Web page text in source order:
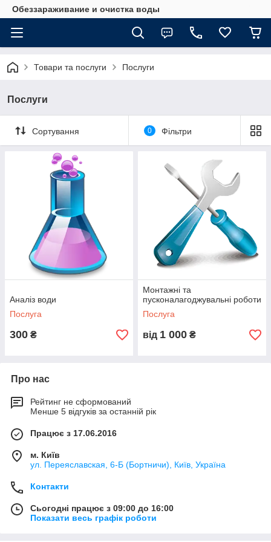
Обеззараживание и очистка воды
Товари та послуги Послуги
Послуги
Сортування 0 Фільтри
Аналіз води
Послуга
300 ₴
Монтажні та
пусконалагоджувальні роботи
Послуга
від 1 000 ₴
Про нас
Рейтинг не сформований
Менше 5 відгуків за останній рік
Працює з 17.06.2016
м. Київ
ул. Переяславская, 6-Б (Бортничи), Київ, Україна
Контакти
Сьогодні працює з 09:00 до 16:00
Показати весь графік роботи